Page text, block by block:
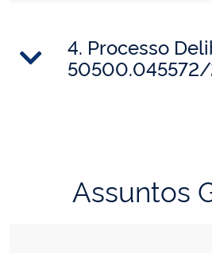
4. Processo
Assuntos